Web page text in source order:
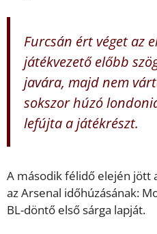
Furcsán ért véget az
játékvezető előbb
javára, majd nem
sokszor húzó
lefújta a játékrészt.
A második félidő elején jött
az Arsenal időhúzásának:
BL-döntő első sárga lapját.